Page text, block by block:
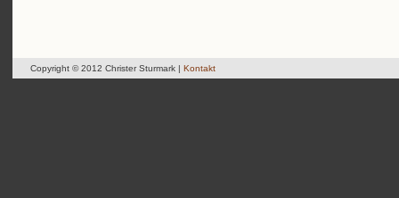
Copyright © 2012 Christer Sturmark | Kontakt